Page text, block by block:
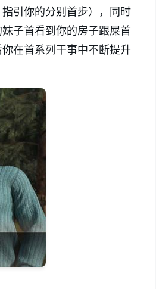
引你的分别首步），同时
子首看到你的房子跟屎首
在首系列干事中不断提升